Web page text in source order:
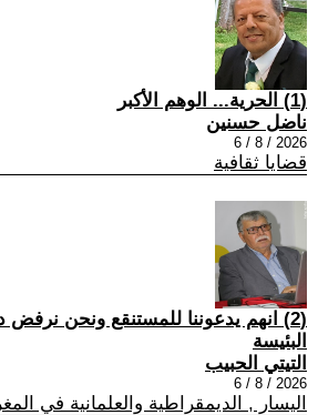
(1) الحرية... الوهم الأكبر
ناضل حسنين
2026 / 8 / 6
قضايا ثقافية
(2) انهم يدعوننا للمستنقع ونحن نرفض
البئيسة
التيتي الحبيب
2026 / 8 / 6
اليسار , الديمقراطية والعلمانية في